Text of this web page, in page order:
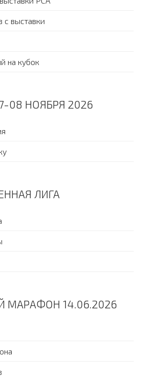
с выставки
на кубок
08 НОЯБРЯ 2026
ЛИГА
МАРАФОН 14.06.2026